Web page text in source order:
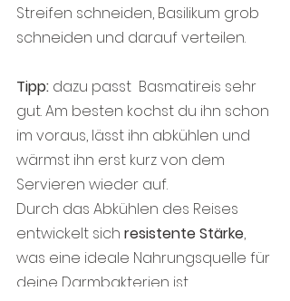
Streifen schneiden, Basilikum grob
schneiden und darauf verteilen.
Tipp: dazu passt  Basmatireis sehr
gut. Am besten kochst du ihn schon
im voraus, lässt ihn abkühlen und
wärmst ihn erst kurz von dem
Servieren wieder auf.
Durch das Abkühlen des Reises
entwickelt sich resistente Stärke,
was eine ideale Nahrungsquelle für
deine Darmbakterien ist.